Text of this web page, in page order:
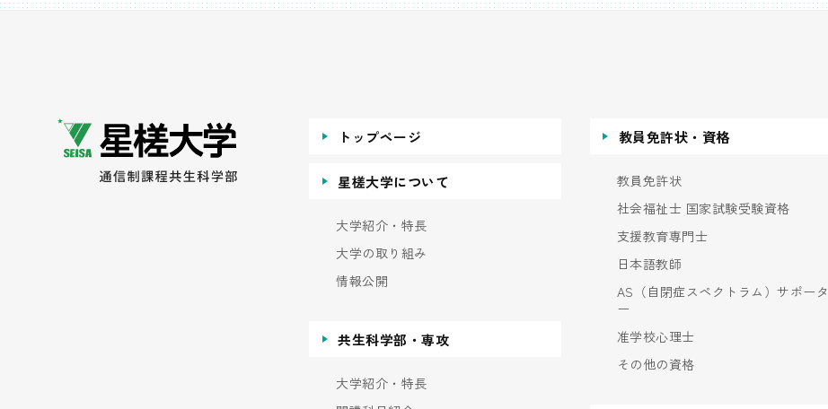
トップページ
星槎大学について
大学紹介・特長
大学の取り組み
情報公開
共生科学部・専攻
大学紹介・特長
教員免許状・資格
教員免許状
社会福祉士 国家試験受験資格
支援教育専門士
日本語教師
AS（自閉症スペクトラム）サポータ
ー
准学校心理士
その他の資格